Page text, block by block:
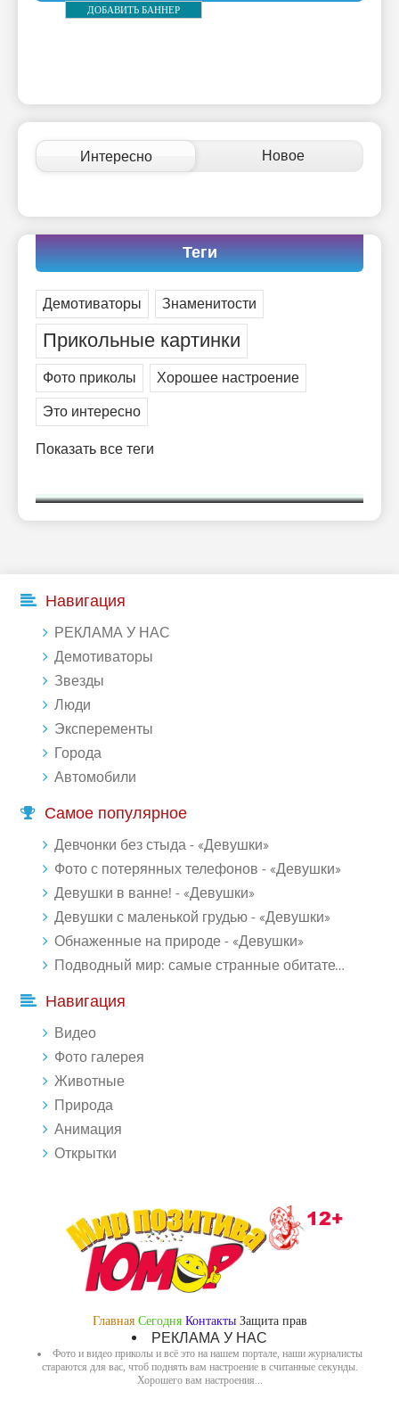
ДОБАВИТЬ БАННЕР
Интересно Новое
Теги
Демотиваторы Знаменитости
Прикольные картинки
Фото приколы
Хорошее настроение
Это интересно
Показать все теги
Навигация
РЕКЛАМА У НАС
Демотиваторы
Звезды
Люди
Эксперементы
Города
Автомобили
Самое популярное
Девчонки без стыда - «Девушки»
Фото с потерянных телефонов - «Девушки»
Девушки в ванне! - «Девушки»
Девушки с маленькой грудью - «Девушки»
Обнаженные на природе - «Девушки»
Подводный мир: самые странные обитатели океана (18 фото)
Навигация
Видео
Фото галерея
Животные
Природа
Анимация
Открытки
Главная Сегодня Контакты Защита прав
РЕКЛАМА У НАС
Фото и видео приколы и всё это на нашем портале, наши журналисты
стараются для вас, чтоб поднять вам настроение в считанные секунды.
Хорошего вам настроения...